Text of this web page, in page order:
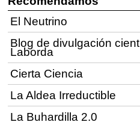
El Neutrino
Blog de divulgación
Laborda
Cierta Ciencia
La Aldea Irreductible
La Buhardilla 2.0